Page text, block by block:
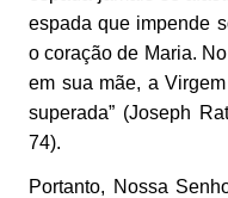
espada que impende
o coração de Maria.
em sua mãe, a
superada” (Joseph
74).
Portanto, Nossa